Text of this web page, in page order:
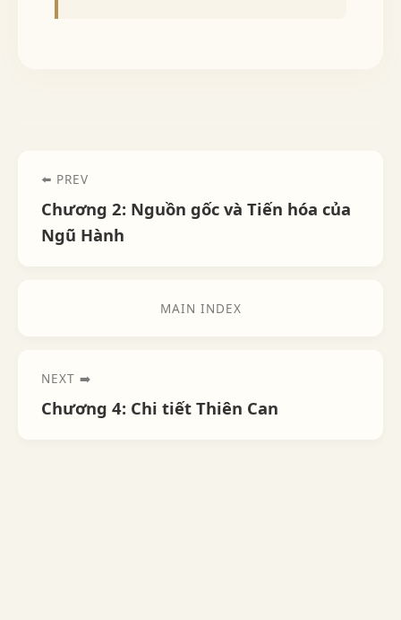
⬅️ PREV
Chương 2: Nguồn gốc và Tiến hóa của
Ngũ Hành
MAIN INDEX
NEXT ➡️
Chương 4: Chi tiết Thiên Can